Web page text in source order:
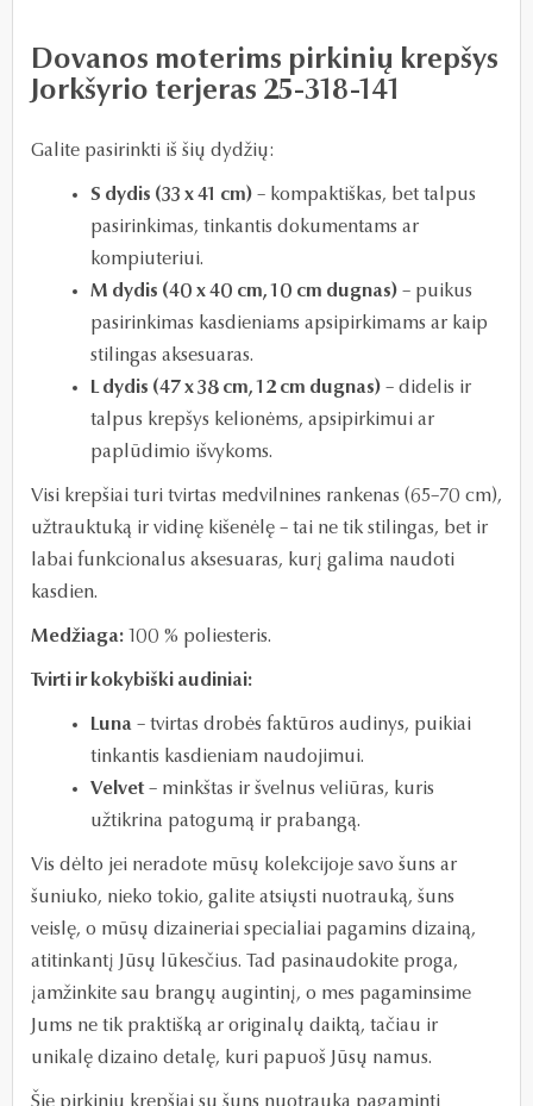
Dovanos moterims pirkinių krepšys
Jorkšyrio terjeras 25-318-141
Galite pasirinkti iš šių dydžių:
S dydis (33 x 41 cm) – kompaktiškas, bet talpus
pasirinkimas, tinkantis dokumentams ar
kompiuteriui.
M dydis (40 x 40 cm, 10 cm dugnas) – puikus
pasirinkimas kasdieniams apsipirkimams ar kaip
stilingas aksesuaras.
L dydis (47 x 38 cm, 12 cm dugnas) – didelis ir
talpus krepšys kelionėms, apsipirkimui ar
paplūdimio išvykoms.
Visi krepšiai turi tvirtas medvilnines rankenas (65–70 cm),
užtrauktuką ir vidinę kišenėlę – tai ne tik stilingas, bet ir
labai funkcionalus aksesuaras, kurį galima naudoti
kasdien.
Medžiaga: 100 % poliesteris.
Tvirti ir kokybiški audiniai:
Luna – tvirtas drobės faktūros audinys, puikiai
tinkantis kasdieniam naudojimui.
Velvet – minkštas ir švelnus veliūras, kuris
užtikrina patogumą ir prabangą.
Vis dėlto jei neradote mūsų kolekcijoje savo šuns ar
šuniuko, nieko tokio, galite atsiųsti nuotrauką, šuns
veislę, o mūsų dizaineriai specialiai pagamins dizainą,
atitinkantį Jūsų lūkesčius. Tad pasinaudokite proga,
įamžinkite sau brangų augintinį, o mes pagaminsime
Jums ne tik praktišką ar originalų daiktą, tačiau ir
unikalę dizaino detalę, kuri papuoš Jūsų namus.
Šie pirkinių krepšiai su šuns nuotrauka pagaminti